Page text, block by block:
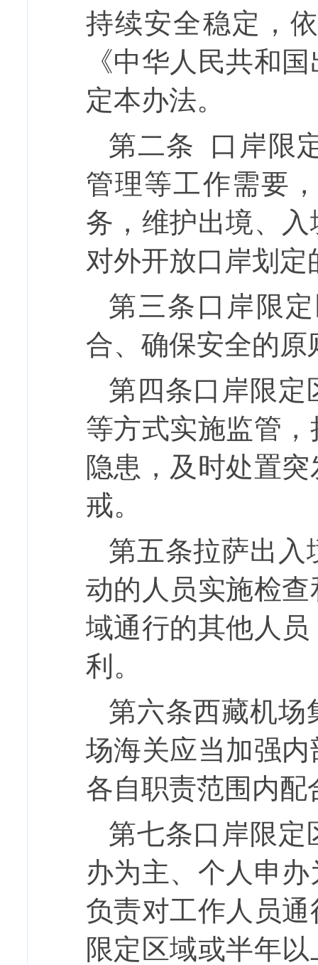
持续安全稳定，
《中华人民共和
定本办法。
第二条
口岸限
管理等工作需要
务，维护出境、
对外开放口岸划定
第三条 口岸限
合、确保安全的原
第四条口岸限定
等方式实施监管 ，
隐患， 及时处置突
戒。
第五条拉萨出入
动的人员实施检查
域通行的其他人员
利。
第六条西藏机场
场海关应当加强内
各自职责范围内
第七条口岸限定
办为主、个人申
负责对工作人员
限定区域或半年